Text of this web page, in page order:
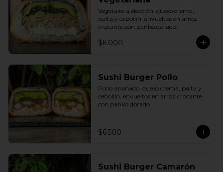
Vegetales a elección, queso crema,
palta y cebollín, envueltos en arroz
crocante con panko dorado.
$6.000
Sushi Burger Pollo
Pollo apanado, queso crema, palta y
cebollín, envueltos en arroz crocante
con panko dorado.
$6.500
Sushi Burger Camarón